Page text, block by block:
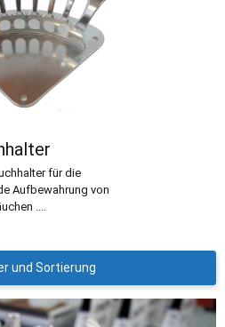
für die
Aufbewahrung von
....
und Sortierung